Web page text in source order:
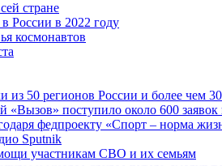
стране
России в 2022 году
космонавтов
50 регионов России и более чем 30
поступило около 600 заявок
федпроекту «Спорт – норма
Sputnik
участникам СВО и их семьям